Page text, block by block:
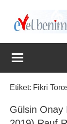
Evet
Benim
Etiket: Fikri
Gülsin Onay